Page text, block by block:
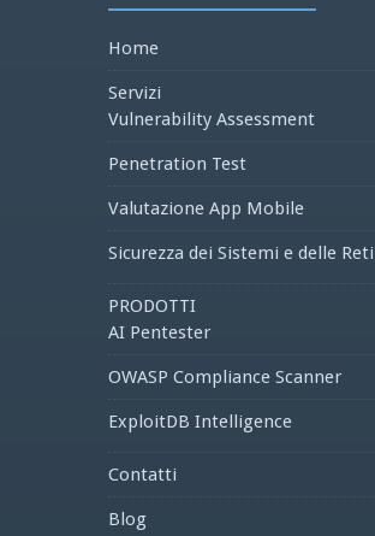
Home
Servizi
Vulnerability Assessment
Penetration Test
Valutazione App Mobile
Sicurezza dei Sistemi e delle Reti
PRODOTTI
AI Pentester
OWASP Compliance Scanner
ExploitDB Intelligence
Contatti
Blog